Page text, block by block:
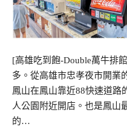
[高雄吃到飽-Double萬牛排
多。從高雄市忠孝夜市開業
鳳山在鳳山靠近88快速道路
人公園附近開店。也是鳳山
的…